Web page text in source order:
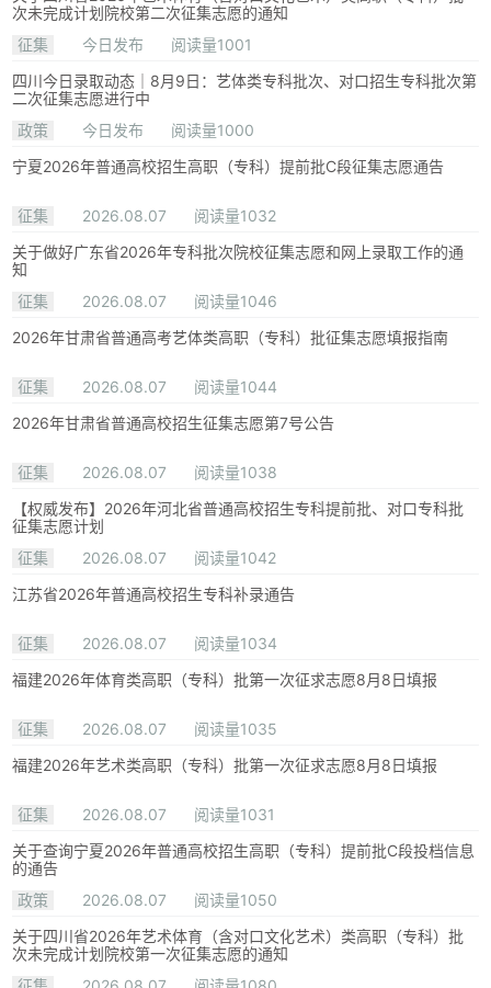
次未完成计划院校第二次征集志愿的通知
征集
今日发布
阅读量1001
四川今日录取动态｜8月9日：艺体类专科批次、对口招生专科批次第
二次征集志愿进行中
政策
今日发布
阅读量1000
宁夏2026年普通高校招生高职（专科）提前批C段征集志愿通告
征集 2026.08.07
阅读量1032
关于做好广东省2026年专科批次院校征集志愿和网上录取工作的通
知
征集
2026.08.07
阅读量1046
2026年甘肃省普通高考艺体类高职（专科）批征集志愿填报指南
征集 2026.08.07
阅读量1044
2026年甘肃省普通高校招生征集志愿第7号公告
征集 2026.08.07
阅读量1038
【权威发布】2026年河北省普通高校招生专科提前批、对口专科批
征集志愿计划
征集
2026.08.07
阅读量1042
江苏省2026年普通高校招生专科补录通告
征集 2026.08.07
阅读量1034
福建2026年体育类高职（专科）批第一次征求志愿8月8日填报
征集 2026.08.07
阅读量1035
福建2026年艺术类高职（专科）批第一次征求志愿8月8日填报
征集 2026.08.07
阅读量1031
关于查询宁夏2026年普通高校招生高职（专科）提前批C段投档信息
的通告
政策
2026.08.07
阅读量1050
关于四川省2026年艺术体育（含对口文化艺术）类高职（专科）批
次未完成计划院校第一次征集志愿的通知